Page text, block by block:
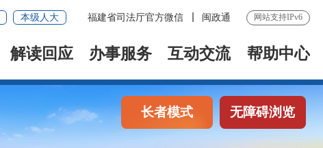
本级人大 福建省司法厅官方微信 闽政通 网站支持IPv6
解读回应 办事服务 互动交流 帮助中心
长者模式 无障碍浏览